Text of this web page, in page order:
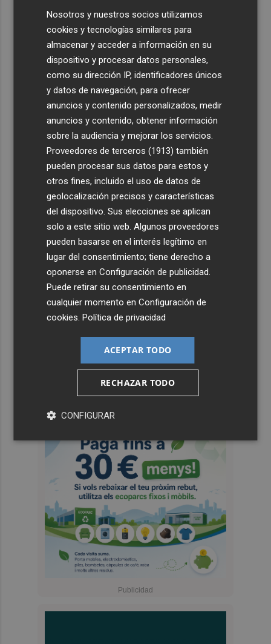
Nosotros y nuestros socios utilizamos
cookies y tecnologías similares para
almacenar y acceder a información en su
dispositivo y procesar datos personales,
como su dirección IP, identificadores únicos
y datos de navegación, para ofrecer
anuncios y contenido personalizados, medir
anuncios y contenido, obtener información
sobre la audiencia y mejorar los servicios.
Proveedores de terceros (1913) también
pueden procesar sus datos para estos y
otros fines, incluido el uso de datos de
geolocalización precisos y características
del dispositivo. Sus elecciones se aplican
solo a este sitio web. Algunos proveedores
pueden basarse en el interés legítimo en
lugar del consentimiento; tiene derecho a
oponerse enConfiguración de publicidad.
Puede retirar su consentimiento en
cualquier momento enConfiguración de
cookies.Política de privacidad
ACEPTAR TODO
RECHAZAR TODO
CONFIGURAR